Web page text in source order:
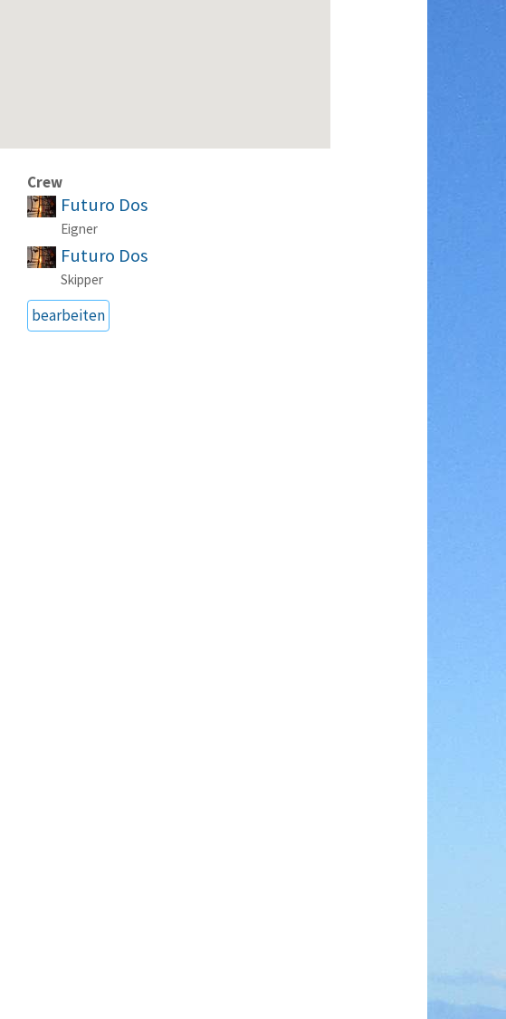
Crew
Futuro Dos
Eigner
Futuro Dos
Skipper
bearbeiten